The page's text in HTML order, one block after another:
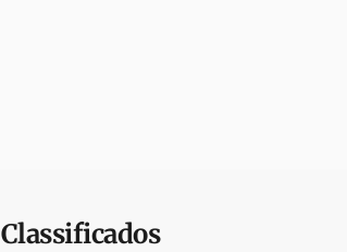
Classificados